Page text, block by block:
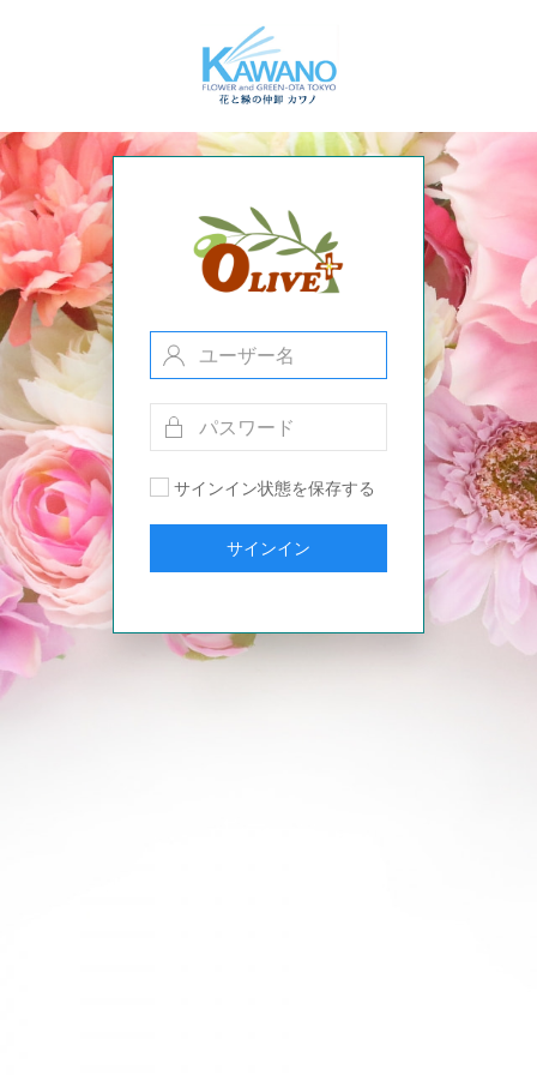
サインイン状態を保存する
サインイン